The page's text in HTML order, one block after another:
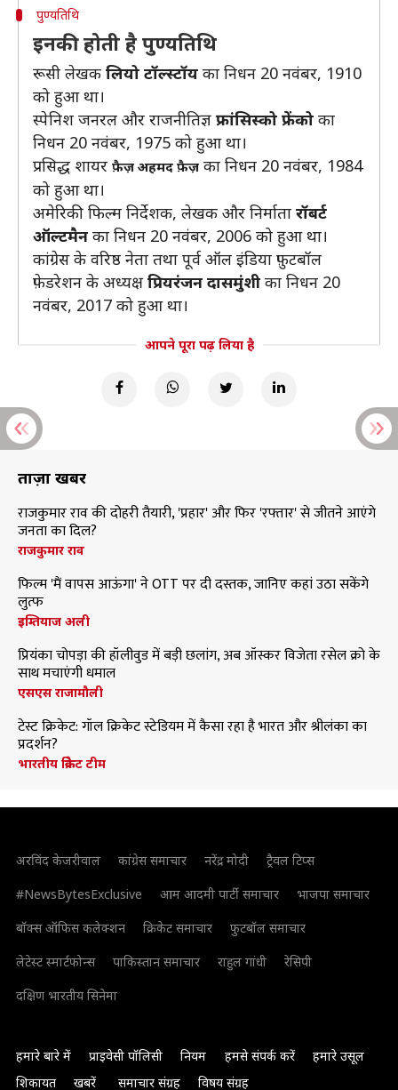
पुण्यतिथि
इनकी होती है पुण्यतिथि
रूसी लेखक लियो टॉल्स्टॉय का निधन 20 नवंबर, 1910
को हुआ था।
स्पेनिश जनरल और राजनीतिज्ञ फ्रांसिस्को फ्रेंको का
निधन 20 नवंबर, 1975 को हुआ था।
प्रसिद्ध शायर फ़ैज़ अहमद फ़ैज़ का निधन 20 नवंबर, 1984
को हुआ था।
अमेरिकी फिल्म निर्देशक, लेखक और निर्माता रॉबर्ट
ऑल्टमैन का निधन 20 नवंबर, 2006 को हुआ था।
कांग्रेस के वरिष्ठ नेता तथा पूर्व ऑल इंडिया फ़ुटबॉल
फ़ेडरेशन के अध्यक्षप्रियरंजन दासमुंशी का निधन 20
नवंबर, 2017 को हुआ था।
आपने पूरा पढ़ लिया है
ताज़ा खबरें
राजकुमार राव की दोहरी तैयारी, 'प्रहार' और फिर 'रफ्तार' से जीतने आएंगे
जनता का दिल?
राजकुमार राव
फिल्म 'मैं वापस आऊंगा' ने OTT पर दी दस्तक, जानिए कहां उठा सकेंगे
लुत्फ
इम्तियाज अली
प्रियंका चोपड़ा की हॉलीवुड में बड़ी छलांग, अब ऑस्कर विजेता रसेल क्रो के
साथ मचाएंगी धमाल
एसएस राजामौली
टेस्ट क्रिकेट: गॉल क्रिकेट स्टेडियम में कैसा रहा है भारत और श्रीलंका का
प्रदर्शन?
भारतीय क्रिकेट टीम
अरविंद केजरीवाल कांग्रेस समाचार नरेंद्र मोदी
ट्रैवल टिप्स
#NewsBytesExclusive
आम आदमी पार्टी समाचार
भाजपा समाचार
बॉक्स ऑफिस कलेक्शन
क्रिकेट समाचार
फुटबॉल समाचार
लेटेस्ट स्मार्टफोन्स
पाकिस्तान समाचार राहुल गांधी
रेसिपी
दक्षिण भारतीय सिनेमा
हमारे बारे में प्राइवेसी पॉलिसी नियम हमसे संपर्क करें
हमारे उसूल
शिकायत
खबरें समाचार संग्रह विषय संग्रह